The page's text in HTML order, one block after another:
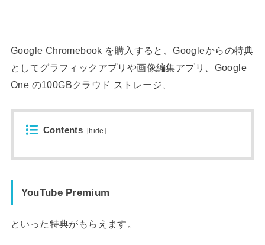
Google Chromebook を購入すると、Googleからの特典
としてグラフィックアプリや画像編集アプリ、Google
One の100GBクラウド ストレージ、
Contents [hide]
YouTube Premium
といった特典がもらえます。